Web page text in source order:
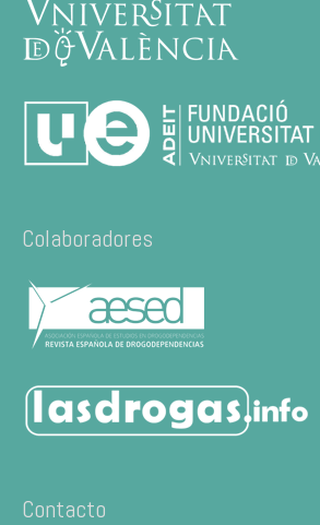
Colaboradores
Contacto